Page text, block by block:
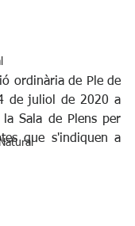
ordinària de Ple de
de juliol de 2020 a
Sala de Plens per
que s'indiquen a